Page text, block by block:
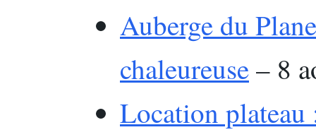
Auberge du
chaleureuse– 8
Location plateau